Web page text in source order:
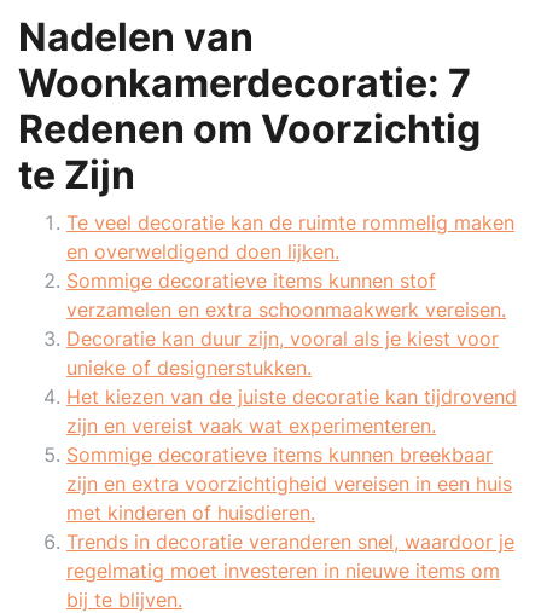
Nadelen van
Woonkamerdecoratie: 7
Redenen om Voorzichtig
te Zijn
Te veel decoratie kan de ruimte rommelig maken
en overweldigend doen lijken.
Sommige decoratieve items kunnen stof
verzamelen en extra schoonmaakwerk vereisen.
Decoratie kan duur zijn, vooral als je kiest voor
unieke of designerstukken.
Het kiezen van de juiste decoratie kan tijdrovend
zijn en vereist vaak wat experimenteren.
Sommige decoratieve items kunnen breekbaar
zijn en extra voorzichtigheid vereisen in een huis
met kinderen of huisdieren.
Trends in decoratie veranderen snel, waardoor je
regelmatig moet investeren in nieuwe items om
bij te blijven.